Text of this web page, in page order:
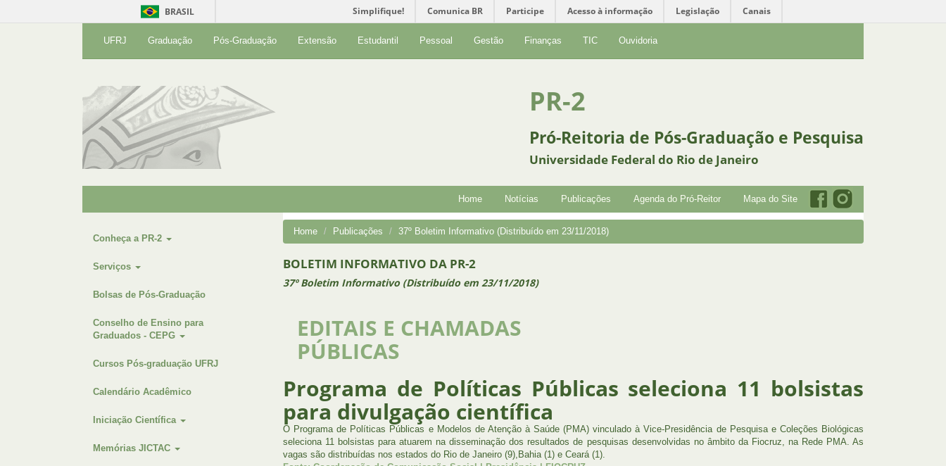
BRASIL Simplifique! Comunica BR Participe Acesso à informação Legislação Canais
UFRJ Graduação Pós-Graduação Extensão Estudantil Pessoal Gestão Finanças TIC Ouvidoria
PR-2
Pró-Reitoria de Pós-Graduação e Pesquisa
Universidade Federal do Rio de Janeiro
Home Notícias Publicações Agenda do Pró-Reitor Mapa do Site
Conheça a PR-2
Serviços
Bolsas de Pós-Graduação
Conselho de Ensino para
Graduados - CEPG
Cursos Pós-graduação UFRJ
Calendário Acadêmico
Iniciação Científica
Memórias JICTAC
Home Publicações 37º Boletim Informativo (Distribuído em 23/11/2018)
BOLETIM INFORMATIVO DA PR-2
37º Boletim Informativo (Distribuído em 23/11/2018)
EDITAIS E CHAMADAS
PÚBLICAS
Programa de Políticas Públicas seleciona 11 bolsistas
para divulgação científica
O Programa de Políticas Públicas e Modelos de Atenção à Saúde (PMA) vinculado à Vice-Presidência de Pesquisa e Coleções Biológicas
seleciona 11 bolsistas para atuarem na disseminação dos resultados de pesquisas desenvolvidas no âmbito da Fiocruz, na Rede PMA. As
vagas são distribuídas nos estados do Rio de Janeiro (9),Bahia (1) e Ceará (1).